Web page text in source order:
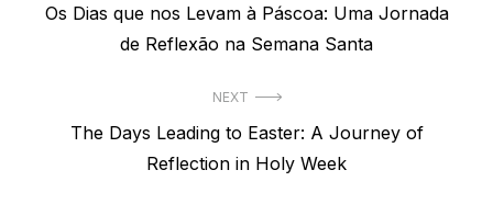
de
Previous
Os Dias que nos Levam à Páscoa: Uma Jornada
de Reflexão na Semana Santa
NEXT
NextThe Days Leading to Easter: A Journey of
Reflection in Holy Week